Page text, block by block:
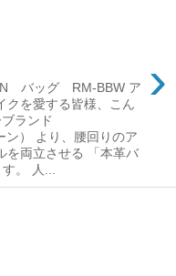
›
バッグ RM-BBW ア
クを愛する皆様、こん
ランド
ン） より、腰回りのア
を両立させる 「本革バ
。 人...